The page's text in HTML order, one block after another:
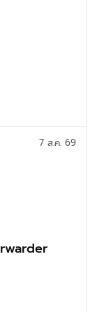
7 ส.ค. 69